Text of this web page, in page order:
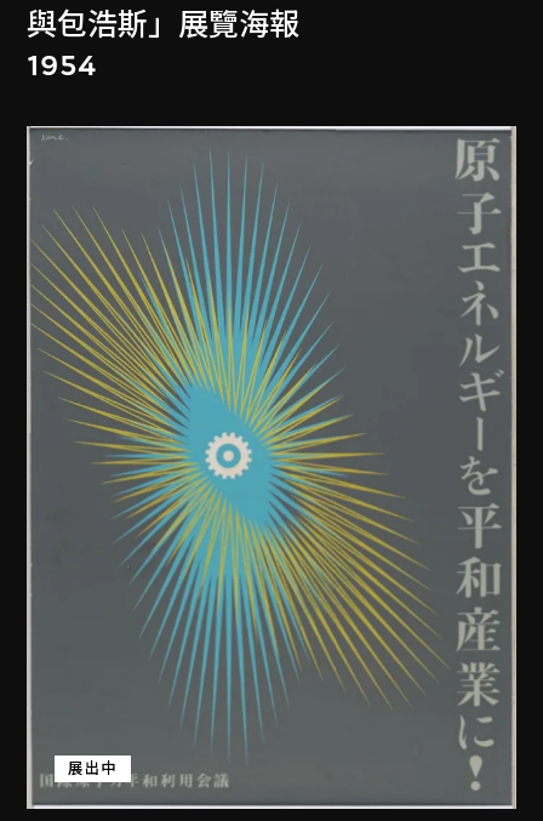
與包浩斯」展覽海報
1954
展出中